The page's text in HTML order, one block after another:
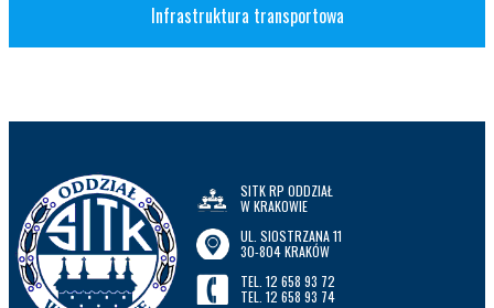
Infrastruktura transportowa
SITK RP ODDZIAŁ
W KRAKOWIE
UL. SIOSTRZANA 11
30-804 KRAKÓW
TEL. 12 658 93 72
TEL. 12 658 93 74